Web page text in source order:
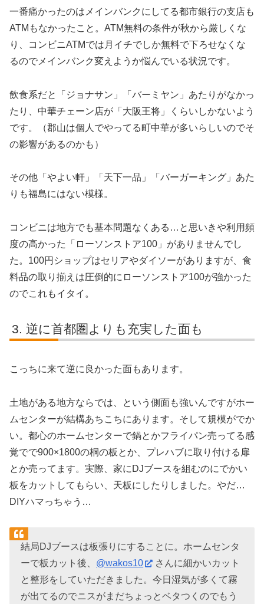
一番痛かったのはメインバンクにしてる都市銀行の支店も
ATMもなかったこと。ATM無料の条件が秋から厳しくな
り、コンビニATMでは月イチでしか無料で下ろせなくな
るのでメインバンク変えようか悩んでいる状況です。
飲食系だと「ジョナサン」「バーミヤン」あたりがなかっ
たり、中華チェーン店が「大阪王将」くらいしかないよう
です。（郡山は個人でやってる町中華が多いらしいのでそ
の影響があるのかも）
その他「やよい軒」「天下一品」「バーガーキング」あた
りも福島にはない模様。
コンビニは地方でも基本問題なくある…と思いきや利用頻
度の高かった「ローソンストア100」がありませんでし
た。100円ショップはセリアやダイソーがありますが、食
料品の取り揃えは圧倒的にローソンストア100が強かった
のでこれもイタイ。
逆に首都圏よりも充実した面も
こっちに来て逆に良かった面もあります。
土地がある地方ならでは、という側面も強いんですがホー
ムセンターが結構あちこちにあります。そして規模がでか
い。都心のホームセンターで鍋とかフライパン売ってる感
覚でで900×1800の桐の板とか、プレハブに取り付ける扉
とか売ってます。実際、家にDJブースを組むのにでかい
板をカットしてもらい、天板にしたりしました。やだ…
DIYハマっちゃう…
結局DJブースは板張りにすることに。ホームセンタ
ーで板カット後、 @wakos10
さんに細かいカット
と整形をしていただきました。今日湿気が多くて霧
が出てるのでニスがまだちょっとベタつくのでもう